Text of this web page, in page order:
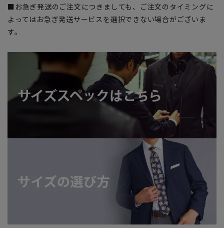
■お急ぎ発送のご注文につきましても、ご注文のタイミングに
よってはお急ぎ発送サービスを選択できない場合がございま
す。